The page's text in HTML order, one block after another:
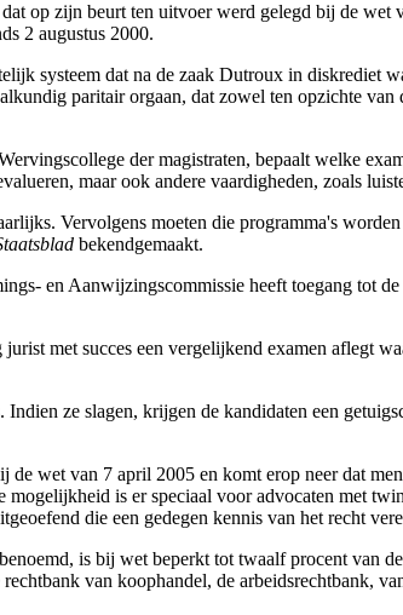
op zijn beurt ten uitvoer werd gelegd bij de wet
2 augustus 2000.
systeem dat na de zaak Dutroux in diskrediet
paritair orgaan, dat zowel ten opzichte
der magistraten, bepaalt welke
maar ook andere vaardigheden, zoals
Vervolgens moeten die programma's
bekendgemaakt.
en Aanwijzingscommissie heeft toegang tot
met succes een vergelijkend examen aflegt
ze slagen, krijgen de kandidaten een
wet van 7 april 2005 en komt erop neer dat
is er speciaal voor advocaten met
die een gedegen kennis van het recht
is bij wet beperkt tot twaalf procent van
van koophandel, de arbeidsrechtbank,